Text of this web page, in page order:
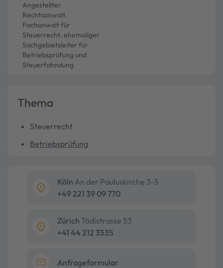
Angestellter
Rechtsanwalt,
Fachanwalt für
Steuerrecht, ehemaliger
Sachgebietsleiter für
Betriebsprüfung und
Steuerfahndung
Thema
Steuerrecht
Betriebsprüfung
Köln An der Pauluskirche 3-5
+49 221 39 09 770
Zürich Tödistrasse 53
+41 44 212 3535
Anfrageformular